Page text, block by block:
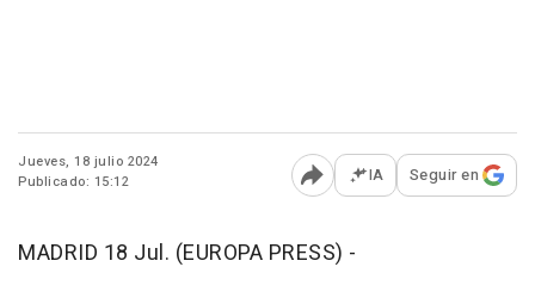
Jueves, 18 julio 2024
Publicado: 15:12
Abrir opciones para
IA Seguir en
MADRID 18 Jul. (EUROPA PRESS) -